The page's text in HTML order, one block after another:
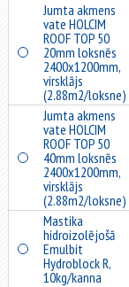
Jumta akmens
vate HOLCIM
ROOF TOP 50
20mm loksnēs
2400x1200mm,
virsklājs
(2.88m2/loksne)
Jumta akmens
vate HOLCIM
ROOF TOP 50
40mm loksnēs
2400x1200mm,
virsklājs
(2.88m2/loksne)
Mastika
hidroizolējošā
Emulbit
Hydroblock R,
10kg/kanna